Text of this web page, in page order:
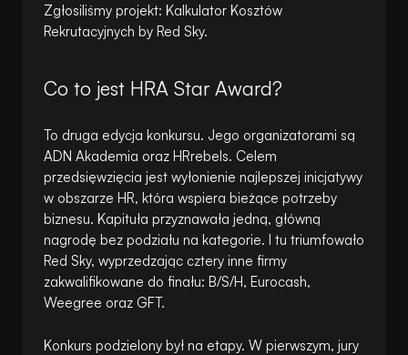
Zgłosiliśmy projekt: Kalkulator Kosztów
Rekrutacyjnych by Red Sky.
Co to jest HRA Star Award?
To druga edycja konkursu. Jego organizatorami są
ADN Akademia oraz HRrebels. Celem
przedsięwzięcia jest wyłonienie najlepszej inicjatywy
w obszarze HR, która wspiera bieżące potrzeby
biznesu. Kapituła przyznawała jedną, główną
nagrodę bez podziału na kategorie. I tu triumfowało
Red Sky, wyprzedzając cztery inne firmy
zakwalifikowane do finału: B/S/H, Eurocash,
Weegree oraz GFT.
Konkurs podzielony był na etapy. W pierwszym, jury